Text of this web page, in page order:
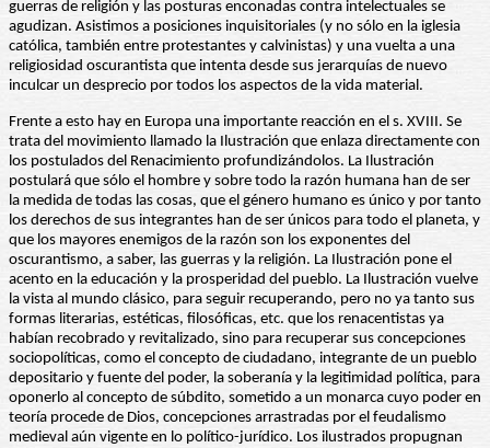
guerras de religión y las posturas enconadas contra intelectuales se
agudizan. Asistimos a posiciones inquisitoriales (y no sólo en la iglesia
católica, también entre protestantes y calvinistas) y una vuelta a una
religiosidad oscurantista que intenta desde sus jerarquías de nuevo
inculcar un desprecio por todos los aspectos de la vida material.
Frente a esto hay en Europa una importante reacción en el s. XVIII. Se
trata del movimiento llamado la Ilustración que enlaza directamente con
los postulados del Renacimiento profundizándolos. La Ilustración
postulará que sólo el hombre y sobre todo la razón humana han de ser
la medida de todas las cosas, que el género humano es único y por tanto
los derechos de sus integrantes han de ser únicos para todo el planeta, y
que los mayores enemigos de la razón son los exponentes del
oscurantismo, a saber, las guerras y la religión. La Ilustración pone el
acento en la educación y la prosperidad del pueblo. La Ilustración vuelve
la vista al mundo clásico, para seguir recuperando, pero no ya tanto sus
formas literarias, estéticas, filosóficas, etc. que los renacentistas ya
habían recobrado y revitalizado, sino para recuperar sus concepciones
sociopolíticas, como el concepto de ciudadano, integrante de un pueblo
depositario y fuente del poder, la soberanía y la legitimidad política, para
oponerlo al concepto de súbdito, sometido a un monarca cuyo poder en
teoría procede de Dios, concepciones arrastradas por el feudalismo
medieval aún vigente en lo político-jurídico. Los ilustrados propugnan